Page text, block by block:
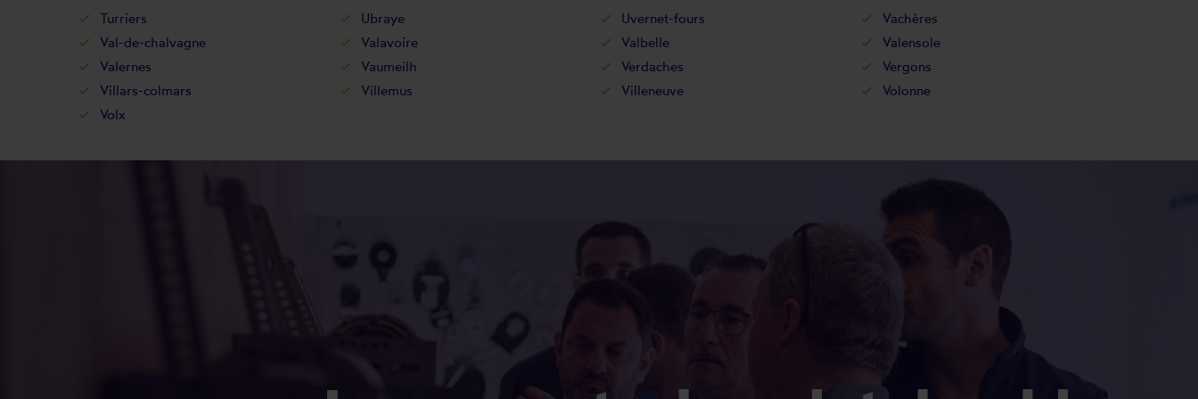
Turriers
Ubraye Uvernet-fours
Vachères
Val-de-chalvagne
Valavoire Valbelle
Valensole
Valernes
Vaumeilh Verdaches
Vergons
Villars-colmars
Villemus Villeneuve
Volonne
Volx